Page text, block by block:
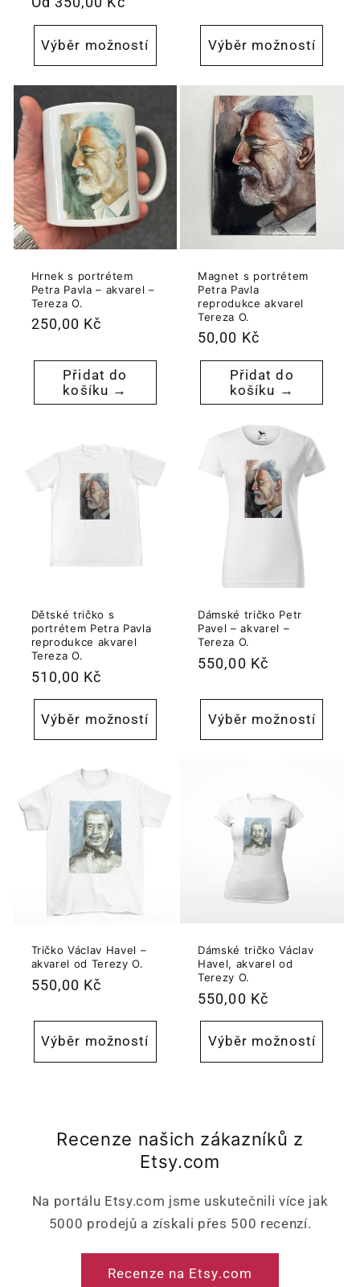
cena
Výběr možností Výběr možností
Hrnek s portrétem
Petra Pavla – akvarel –
Tereza O.
Běžná
250,00 Kč
Přidat do
košíku →
Magnet s portrétem
Petra Pavla
reprodukce akvarel
Tereza O.
Běžná
cena
50,00 Kč
Přidat do
košíku →
Dětské tričko s
portrétem Petra Pavla
reprodukce akvarel
Tereza O.
Běžná
cena
510,00 Kč
Výběr možností
Dámské tričko Petr
Pavel – akvarel –
Tereza O.
Běžná
550,00 Kč
Výběr možností
Tričko Václav Havel –
akvarel od Terezy O.
Běžná
550,00 Kč
Výběr možností
Dámské tričko Václav
Havel, akvarel od
Terezy O.
Běžná
cena
550,00 Kč
Výběr možností
Recenze našich zákazníků z
Etsy.com
Na portálu Etsy.com jsme uskutečnili více jak
5000 prodejů a získali přes 500 recenzí.
Recenze na Etsy.com